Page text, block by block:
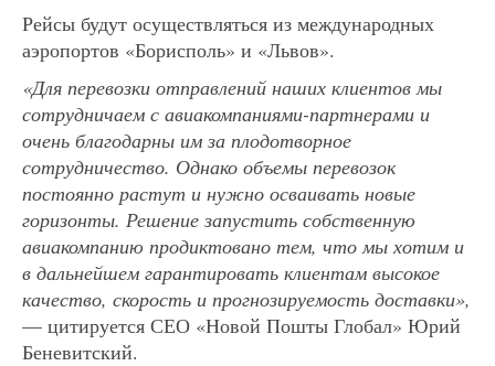
Рейсы будут осуществляться из международных
аэропортов «Борисполь» и «Львов».
«Для перевозки отправлений наших клиентов мы
сотрудничаем с авиакомпаниями-партнерами и
очень благодарны им за плодотворное
сотрудничество. Однако объемы перевозок
постоянно растут и нужно осваивать новые
горизонты. Решение запустить собственную
авиакомпанию продиктовано тем, что мы хотим и
в дальнейшем гарантировать клиентам высокое
качество, скорость и прогнозируемость доставки»,
— цитируется СЕО «Новой Пошты Глобал» Юрий
Беневитский.